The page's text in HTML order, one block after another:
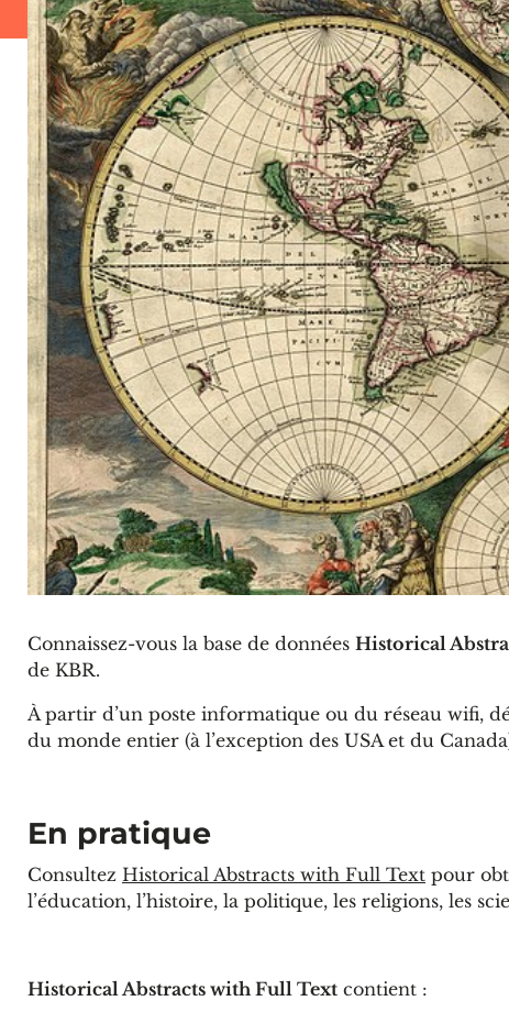
Connaissez-vous la base de données Historical
de KBR.
À partir d’un poste informatique ou du réseau wifi,
du monde entier (à l’exception des USA et du
En pratique
Consultez Historical Abstracts with Full Text pour
l’éducation, l’histoire, la politique, les religions, les
Historical Abstracts with Full Text contient :